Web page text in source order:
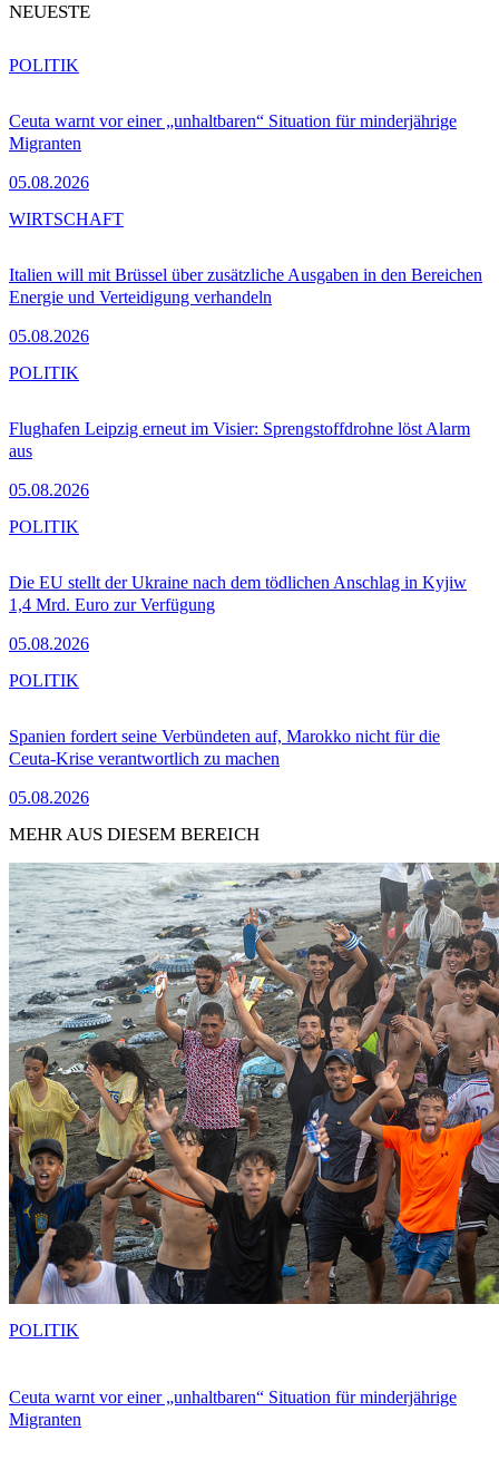
NEUESTE
Ceuta warnt vor einer „unhaltbaren“ Situation für minderjährige
Migranten
05.08.2026
POLITIK
Italien will mit Brüssel über zusätzliche Ausgaben in den Bereichen
Energie und Verteidigung verhandeln
05.08.2026
WIRTSCHAFT
Flughafen Leipzig erneut im Visier: Sprengstoffdrohne löst Alarm
aus
05.08.2026
POLITIK
Die EU stellt der Ukraine nach dem tödlichen Anschlag in Kyjiw
1,4 Mrd. Euro zur Verfügung
05.08.2026
POLITIK
Spanien fordert seine Verbündeten auf, Marokko nicht für die
Ceuta-Krise verantwortlich zu machen
05.08.2026
POLITIK
MEHR AUS DIESEM BEREICH
Ceuta warnt vor einer „unhaltbaren“ Situation für minderjährige
Migranten
POLITIK